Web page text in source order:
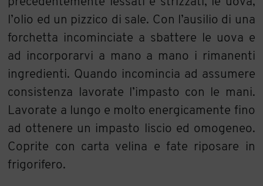
l’olio ed un pizzico di sale. Con l’ausilio di una
forchetta incominciate a sbattere le uova e
ad incorporarvi a mano a mano i rimanenti
ingredienti. Quando incomincia ad assumere
consistenza lavorate l’impasto con le mani.
Lavorate a lungo e molto energicamente fino
ad ottenere un impasto liscio ed omogeneo.
Coprite con carta velina e fate riposare in
frigorifero.